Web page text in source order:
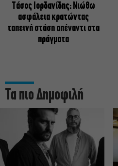
Tάσος Ιορδανίδης: Νιώθω
ασφάλεια κρατώντας
ταπεινή στάση απέναντι στα
πράγματα
Τα πιο Δημοφιλή